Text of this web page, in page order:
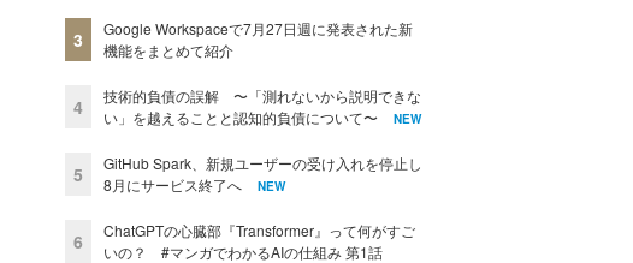
3
Google Workspaceで7月27日週に発表された新
機能をまとめて紹介
4
技術的負債の誤解 〜「測れないから説明できな
い」を越えることと認知的負債について〜
NEW
5
GitHub Spark、新規ユーザーの受け入れを停止し
8月にサービス終了へ
NEW
6
ChatGPTの心臓部『Transformer』って何がすご
いの？ #マンガでわかるAIの仕組み 第1話